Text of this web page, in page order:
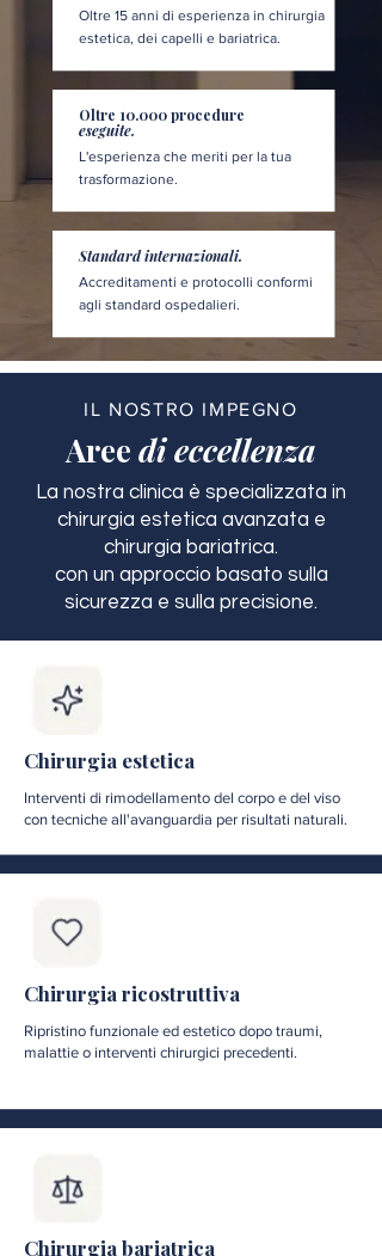
Oltre 15 anni di esperienza in chirurgia
estetica, dei capelli e bariatrica.
Oltre 10.000 procedure
eseguite.
L'esperienza che meriti per la tua
trasformazione.
Standard internazionali.
Accreditamenti e protocolli conformi
agli standard ospedalieri.
IL NOSTRO IMPEGNO
Aree di eccellenza
La nostra clinica è specializzata in
chirurgia estetica avanzata e
chirurgia bariatrica.
con un approccio basato sulla
sicurezza e sulla precisione.
Chirurgia estetica
Interventi di rimodellamento del corpo e del viso
con tecniche all'avanguardia per risultati naturali.
Chirurgia ricostruttiva
Ripristino funzionale ed estetico dopo traumi,
malattie o interventi chirurgici precedenti.
Chirurgia bariatrica